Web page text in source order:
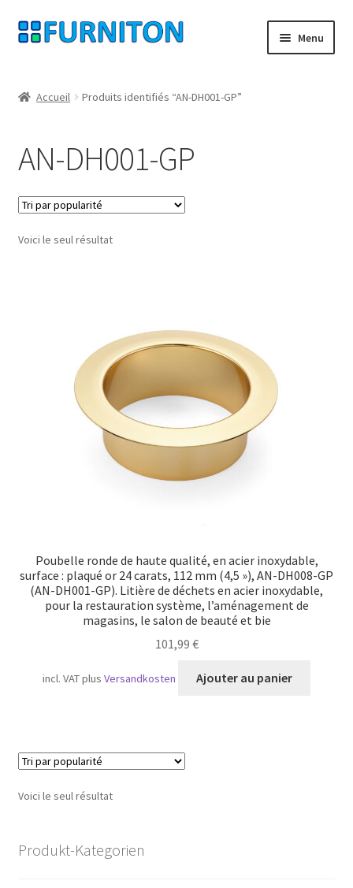
Aller
à
navigation
Aller
au
Menu
Protection des données
Droit de rétractation
Contact
Transport maritime
Accueil Produits identifiés “AN-DH001-GP”
AN-DH001-GP
Voici le seul résultat
Poubelle ronde de haute qualité, en acier inoxydable,
surface : plaqué or 24 carats, 112 mm (4,5 »), AN-DH008-GP
(AN-DH001-GP). Litière de déchets en acier inoxydable,
pour la restauration système, l’aménagement de
magasins, le salon de beauté et bie
101,99 €
incl. VATplusVersandkosten Ajouter au panier
Voici le seul résultat
Produkt-Kategorien